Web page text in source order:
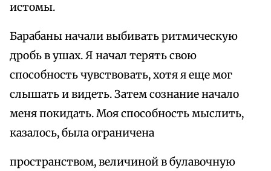
истомы.
Барабаны начали выбивать ритмическую
дробь в ушах. Я начал терять свою
способность чувствовать, хотя я еще мог
слышать и видеть. Затем сознание начало
меня покидать. Моя способность мыслить,
казалось, была ограничена
пространством, величиной в булавочную